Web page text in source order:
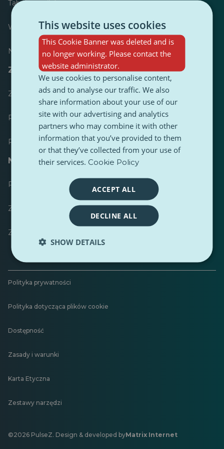
Tabela wyników
Większość opublikowanych
Najczęściej śledzony
Zasoby dla dziennikarzy
Zestawy narzędzi
Przewodnik stylistyczny treści PulseZ
Przewodnik po postach dla współtwórców PulseZ
Najczęściej zadawane pytania
Prześlij żądanie
Zgłoś problem
Zostaw opinię
Polityka prywatności
Polityka dotycząca plików cookie
Dostępność
Zasady i warunki
Karta Etyczna
Zestawy narzędzi
©2026 PulseZ. Design & developed byMatrix Internet
Otwiera
This website uses cookies
This Cookie Banner was deleted and is
no longer working. Please contact the
website administrator.
We use cookies to personalise content,
ads and to analyse our traffic. We also
share information about your use of our
site with our advertising and analytics
partners who may combine it with other
information that you’ve provided to them
or that they’ve collected from your use of
their services. Cookie Policy
ACCEPT ALL
DECLINE ALL
SHOW DETAILS